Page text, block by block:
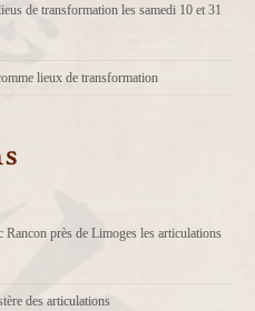
de transformation les samedi 10 et 31
lieux de transformation
près de Limoges les articulations
des articulations